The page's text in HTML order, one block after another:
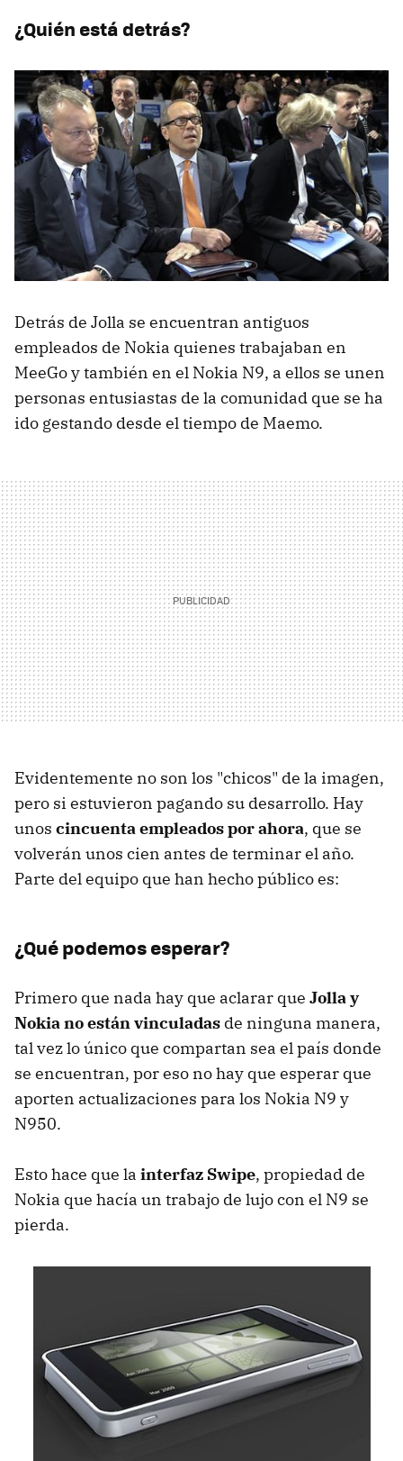
¿Quién está detrás?
Detrás de Jolla se encuentran antiguos
empleados de Nokia quienes trabajaban en
MeeGo y también en el Nokia N9, a ellos se unen
personas entusiastas de la comunidad que se ha
ido gestando desde el tiempo de Maemo.
Evidentemente no son los "chicos" de la imagen,
pero si estuvieron pagando su desarrollo. Hay
unos cincuenta empleados por ahora, que se
volverán unos cien antes de terminar el año.
Parte del equipo que han hecho público es:
¿Qué podemos esperar?
Primero que nada hay que aclarar que Jolla y
Nokia no están vinculadas de ninguna manera,
tal vez lo único que compartan sea el país donde
se encuentran, por eso no hay que esperar que
aporten actualizaciones para los Nokia N9 y
N950.
Esto hace que la interfaz Swipe, propiedad de
Nokia que hacía un trabajo de lujo con el N9 se
pierda.